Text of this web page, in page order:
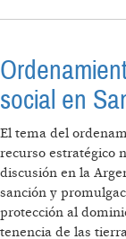
social en
El tema del
recurso estratégico
discusión en la
sanción y
protección al
tenencia de las